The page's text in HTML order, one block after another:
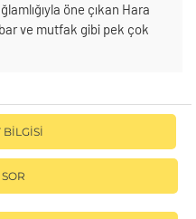
BILGISI
öne çıkan Hara
ve mutfak gibi pek çok